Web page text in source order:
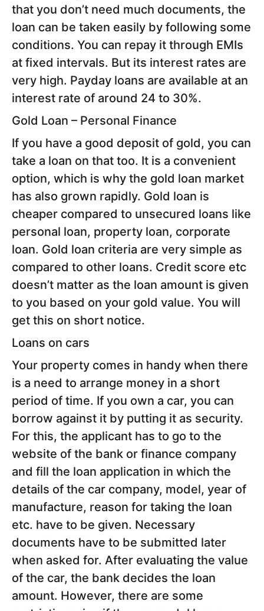
that you don’t need much documents, the
loan can be taken easily by following some
conditions. You can repay it through EMIs
at fixed intervals. But its interest rates are
very high. Payday loans are available at an
interest rate of around 24 to 30%.
Gold Loan – Personal Finance
If you have a good deposit of gold, you can
take a loan on that too. It is a convenient
option, which is why the gold loan market
has also grown rapidly. Gold loan is
cheaper compared to unsecured loans like
personal loan, property loan, corporate
loan. Gold loan criteria are very simple as
compared to other loans. Credit score etc
doesn’t matter as the loan amount is given
to you based on your gold value. You will
get this on short notice.
Loans on cars
Your property comes in handy when there
is a need to arrange money in a short
period of time. If you own a car, you can
borrow against it by putting it as security.
For this, the applicant has to go to the
website of the bank or finance company
and fill the loan application in which the
details of the car company, model, year of
manufacture, reason for taking the loan
etc. have to be given. Necessary
documents have to be submitted later
when asked for. After evaluating the value
of the car, the bank decides the loan
amount. However, there are some